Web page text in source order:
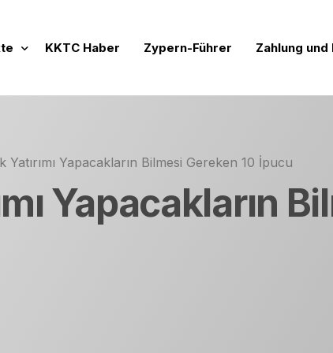
Vertriebsprojekte
Verkaufsprojekte
Projekte
KKTC Haber Zypern-Führer Zahlung und
Yatırımı Yapacakların Bilmesi Gereken 10 İpucu
Yapacakların